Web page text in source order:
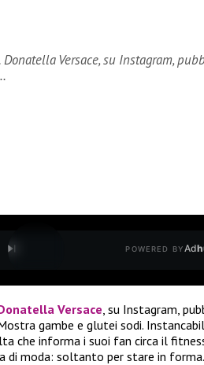
Versace, su Instagram,
POWERED BYAd
Versace , su Instagram,
gambe e glutei sodi.
che informa i suoi fan circa il
di moda: soltanto per stare in